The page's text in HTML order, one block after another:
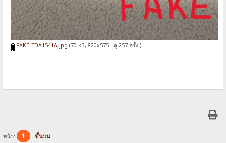
FAKE_TDA1541A.jpg (70 kB, 820x575 - ดู 257 ครั้ง.)
หน้า: 1 ขึ้นบน